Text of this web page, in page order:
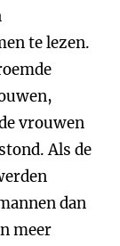
te lezen.
vrouwen
Als de
dan
meer